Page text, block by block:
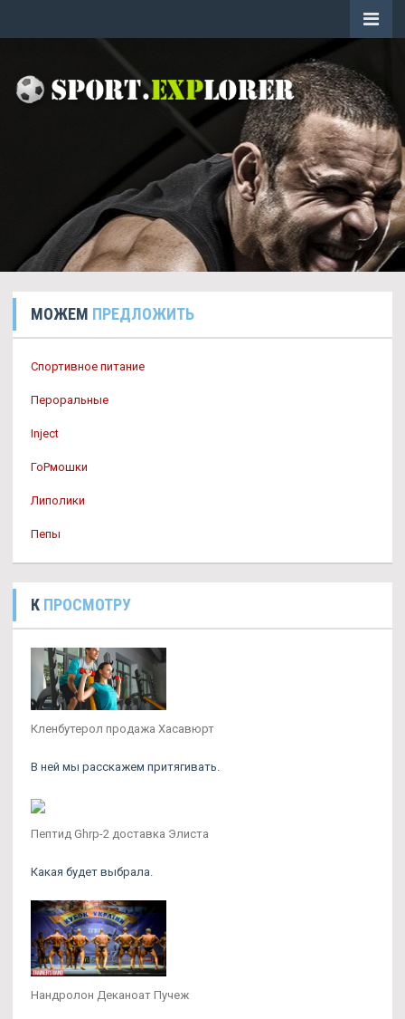
МОЖЕМ ПРЕДЛОЖИТЬ
Спортивное питание
Пероральные
Inject
ГоРмошки
Липолики
Пепы
К ПРОСМОТРУ
Кленбутерол продажа Хасавюрт
В ней мы расскажем притягивать.
Пептид Ghrp-2 доставка Элиста
Какая будет выбрала.
Нандролон Деканоат Пучеж